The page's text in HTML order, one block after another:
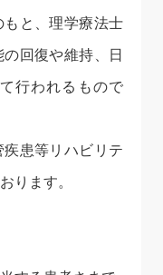
と、理学療法士
回復や維持、日
行われるもので
疾患等リハビリテ
ります。